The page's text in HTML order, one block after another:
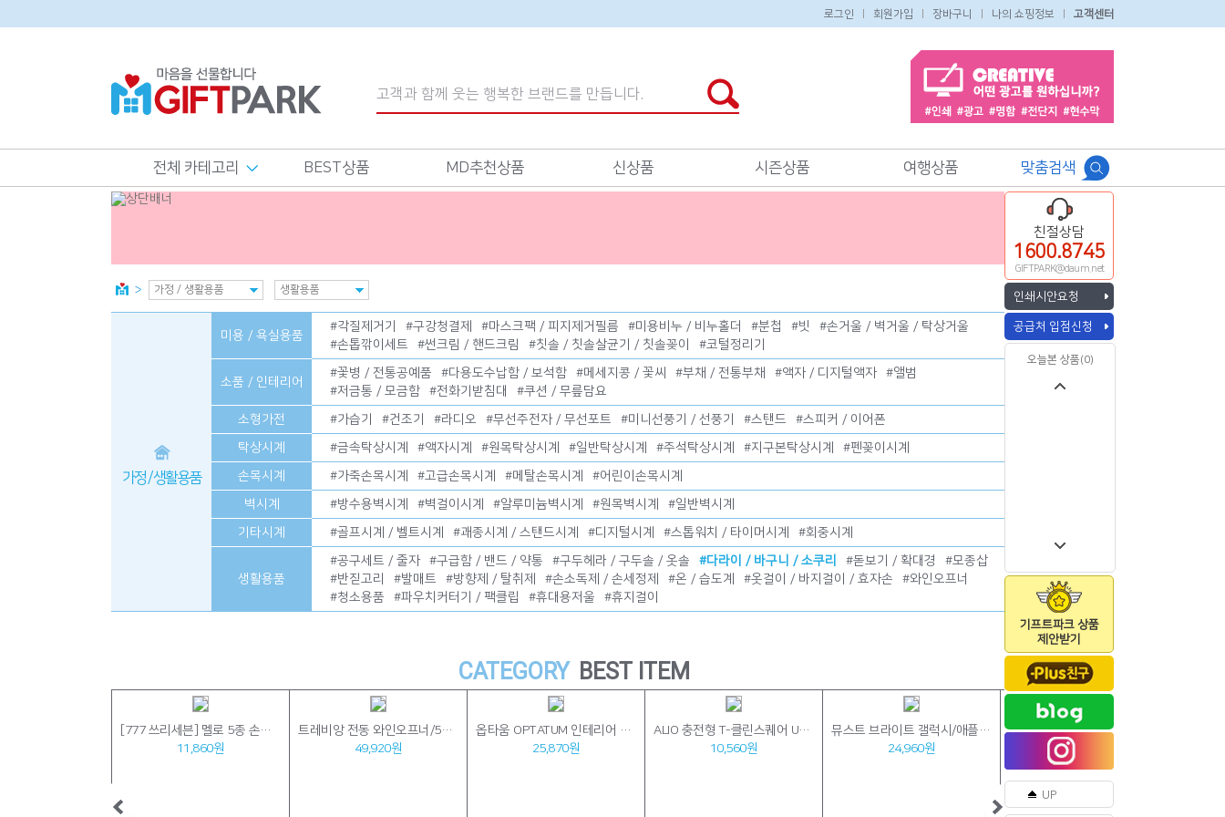
로그인 회원가입 장바구니 나의 쇼핑정보 고객센터
전체 카테고리 BEST상품 MD추천상품 신상품 시즌상품 여행상품 맞춤검색
가정 / 생활용품
미용 / 욕실용품
#각질제거기 #구강청결제 #마스크팩 / 피지제거필름 #미용비누 / 비누홀더 #분첩 #빗 #손거울 / 벽거울 / 탁상거울
#손톱깎이세트 #썬크림 / 핸드크림 #칫솔 / 칫솔살균기 / 칫솔꽂이 #코털정리기
소품 / 인테리어
#꽃병 / 전통공예품 #다용도수납함 / 보석함 #메세지콩 / 꽃씨 #부채 / 전통부채 #액자 / 디지털액자 #앨범
#저금통 / 모금함 #전화기받침대 #쿠션 / 무릎담요
소형가전
#가습기 #건조기 #라디오 #무선주전자 / 무선포트 #미니선풍기 / 선풍기 #스탠드 #스피커 / 이어폰
탁상시계
#금속탁상시계 #액자시계 #원목탁상시계 #일반탁상시계 #주석탁상시계 #지구본탁상시계 #펜꽂이시계
손목시계
#가죽손목시계 #고급손목시계 #메탈손목시계 #어린이손목시계
벽시계
#방수용벽시계 #벽걸이시계 #알루미늄벽시계 #원목벽시계 #일반벽시계
기타시계
#골프시계 / 벨트시계 #괘종시계 / 스탠드시계 #디지털시계 #스톱워치 / 타이머시계 #회중시계
생활용품
#공구세트 / 줄자 #구급함 / 밴드 / 약통 #구두헤라 / 구두솔 / 옷솔 #다라이 / 바구니 / 소쿠리 #돋보기 / 확대경 #모종삽
#반짇고리 #발매트 #방향제 / 탈취제 #손소독제 / 손세정제 #온 / 습도계 #옷걸이 / 바지걸이 / 효자손 #와인오프너
#청소용품 #파우치커터기 / 팩클립 #휴대용저울 #휴지걸이
CATEGORY BEST ITEM
[777 쓰리세븐] 멜로 5종 손톱깎이 세트 (26년형 신제품)
11,860원
트레비앙 전동 와인오프너/501스탠드 세트
49,920원
옵타움 OPTATUM 인테리어 굿럭 액막이명태 방향제 사쉐세트(해피니스부스터향)
25,870원
ALIO 충전형 T-클린스퀘어 UVC휴대용칫솔살균기(국내생산)
10,560원
뮤스트 브라이트 갤럭시/애플 호환형 7in1 멀티 고속 무선 충전기
24,960원
9,040원
친절상담
1600.8745
GIFTPARK@daum.net
인쇄시안요청
공급처 입점신청
오늘본 상품(0)
기프트파크 상품
제안받기
UP